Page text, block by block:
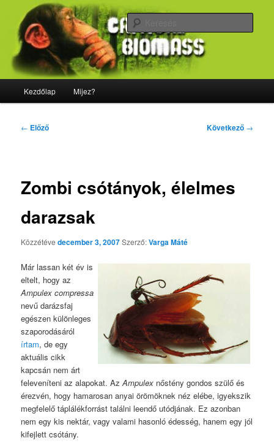
elsődleges
tartalomraCriticalBiomass
Majdnem minden, ami biológia
Kezdőlap Mijez?
Bejegyzés
← Előző Következő →
Zombi csótányok, élelmes
darazsak
Közzétévedecember 3, 2007Szerző:Varga Máté
Már lassan két év is
eltelt, hogy az
Ampulex compressa
nevű darázsfaj
egészen különleges
szaporodásáról
írtam, de egy
aktuális cikk
kapcsán nem árt
feleveníteni az alapokat. AzAmpulex nőstény gondos szülő és
érezvén, hogy hamarosan anyai örömöknek néz elébe, igyekszik
megfelelő táplálékforrást találni leendő utódjának. Ez azonban
nem egy kis nektár, vagy valami hasonló édesség, hanem egy jól
kifejlett csótány.